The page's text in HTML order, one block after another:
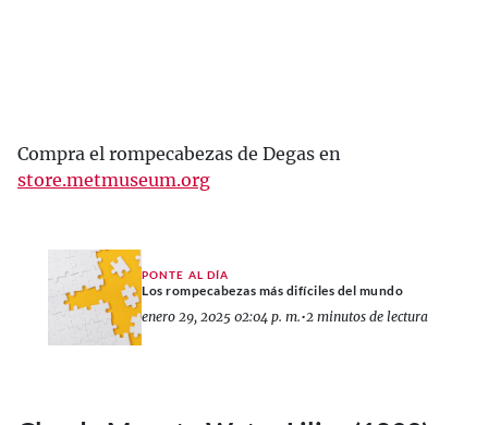
Compra el rompecabezas de Degas en
store.metmuseum.org
PONTE AL DÍA
Los rompecabezas más difíciles del mundo
enero 29, 2025 02:04 p. m.•2 minutos de lectura